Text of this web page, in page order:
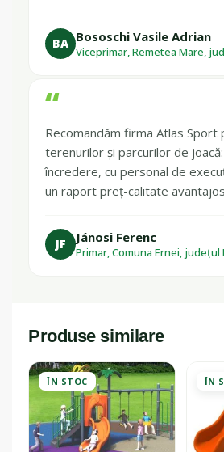
BA Bososchi Vasile Adrian
Viceprimar, Remetea Mare,
“
Recomandăm firma Atlas Sport
terenurilor și parcurilor de
încredere, cu personal de
un raport preț-calitate
JF Jánosi Ferenc
Primar, Comuna Ernei, județul
Produse similare
ÎN STOC ÎN